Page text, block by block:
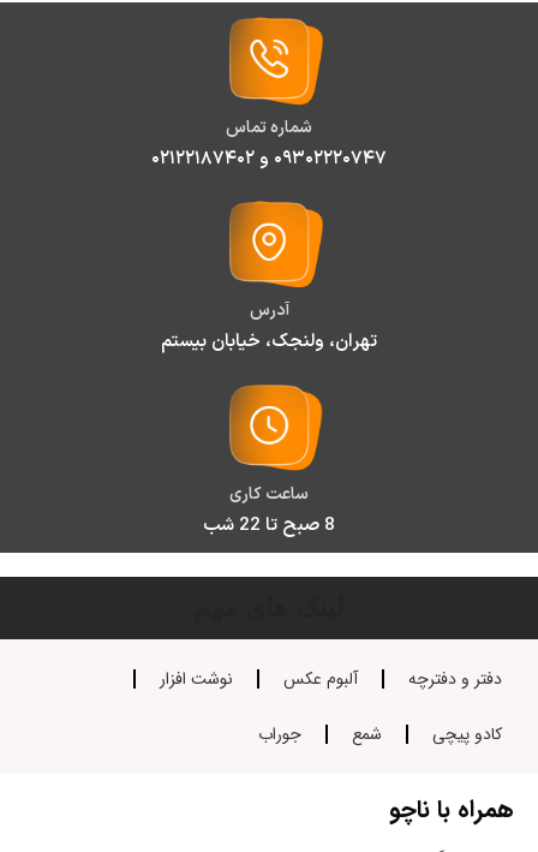
شماره تماس
۰۹۳۰۲۲۲۰۷۴۷ و ۰۲۱۲۲۱۸۷۴۰۲
آدرس
تهران، ولنجک، خیابان بیستم
ساعت کاری
8 صبح تا 22 شب
دفتر و دفترچه آلبوم عکس نوشت افزار
کادو پیچی شمع جوراب
همراه با ناچو